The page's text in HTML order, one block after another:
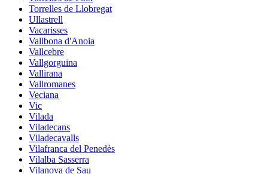
Torrelles de Llobregat
Ullastrell
Vacarisses
Vallbona d'Anoia
Vallcebre
Vallgorguina
Vallirana
Vallromanes
Veciana
Vic
Vilada
Viladecans
Viladecavalls
Vilafranca del Penedès
Vilalba Sasserra
Vilanova de Sau